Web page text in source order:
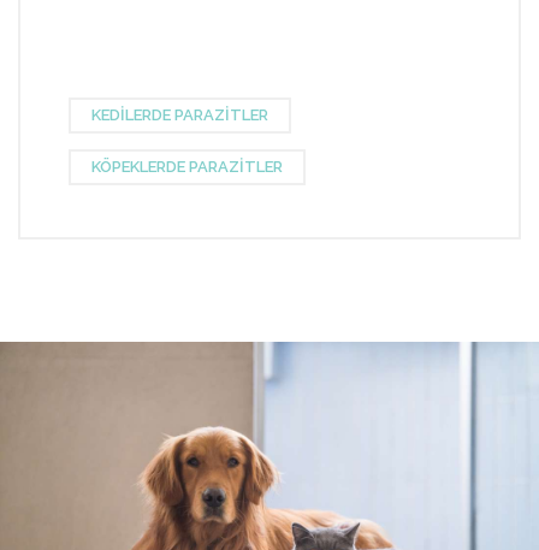
KEDILERDE PARAZITLER
KÖPEKLERDE PARAZITLER